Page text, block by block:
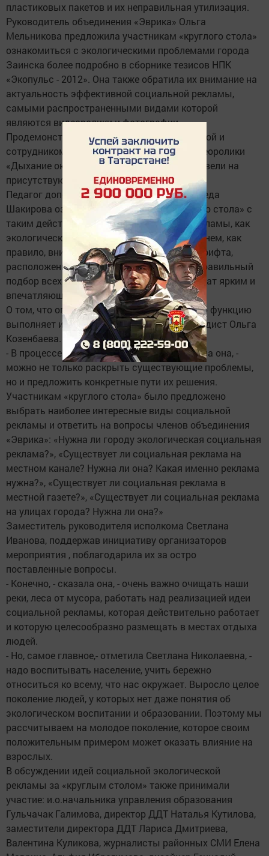
пластиковых пакетов и их неправильная утилизация.
Руководитель объединения «Эврика» Ольга
Мельникова предложила участникам «круглого стола»
ознакомиться с экологическими проблемами города
Заинска более подробно в сборнике тезисов НПК
«Экопульс - 2012». Она также обратила их внимание на
актуальность эффективной социальной рекламы,
самыми распространенными видами которой
являются видеоролики и фотографии.
Продемонстрированные Ольгой Мельниковой и
сотрудником ДДТ Айдаром Юсуповым видеоролики
«Дыхание океана», «Месть природы» произвели на
присутствующих сильное впечатление.
Педагог дополнительного образования Резеда
Шакирова ознакомила участников «круглого стола» с
таким действенным видом социальной рекламы, как
экологический плакат. Она отметила, что в нем, как
правило, внимание привлекают характер шрифта,
расположение текста, цветовое решение. Правильный
подбор всех этих компонентов делают плакат ярким и
впечатляющим.
О том, что определенную просветительскую функцию
выполняет и презентация, рассказала методист Ольга
Козенбаева.
- В процессе создания презентации, - сказала она, -
можно не только раскрыть существующие проблемы,
но и предложить конкретные пути их решения.
Участникам «круглого стола» было предложено
выбрать наиболее интересные виды социальной
рекламы и ответить на вопросы членов объединения
«Эврика»: «Нужна ли городу экологическая социальная
реклама?», «Существует ли социальная реклама на
местном канале? Нужна ли она? Какая именно реклама
нужна?», «Существует ли социальная реклама в
местной газете?», «Существует ли социальная реклама
на улицах города? Нужна ли она?»
Заместитель руководителя исполкома Светлана
Иванова, поддержав инициативу организаторов
мероприятия , поблагодарила их за остро
поставленные вопросы.
- Конечно, - сказала она, - очень важно очищать наши
реки, леса от мусора, работать над реализацией идеи
социальной рекламы, которая действительно работает
и которую целесообразно размещать в местах отдыха
людей.
- Но, самое главное,- отметила Светлана Николаевна, -
надо воспитывать население, учить бережно
относиться ко всему, что нас окружает. Выросло целое
поколение людей, у которых нет даже понятия об
экологическом воспитании и образовании. Поэтому мы
рассчитываем на молодое поколение, которое своим
положительным примером может оказать влияние на
взрослых.
В обсуждении идей социальной экологической
рекламы за «круглым столом» также принимали
участие: и.о.начальника управления образования
Гульчачак Галимова, директор ДДТ Наталья Кутилова,
заместители директора ДДТ Лариса Дмитриева,
Валентина Куликова, журналисты районных СМИ Елена